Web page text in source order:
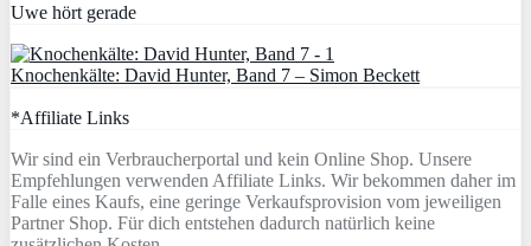
Uwe hört gerade
Knochenkälte: David Hunter, Band 7 – Simon Beckett
*Affiliate Links
Wir sind ein Verbraucherportal und kein Online Shop. Unsere
Empfehlungen verwenden Affiliate Links. Wir bekommen daher im
Falle eines Kaufs, eine geringe Verkaufsprovision vom jeweiligen
Partner Shop. Für dich entstehen dadurch natürlich keine